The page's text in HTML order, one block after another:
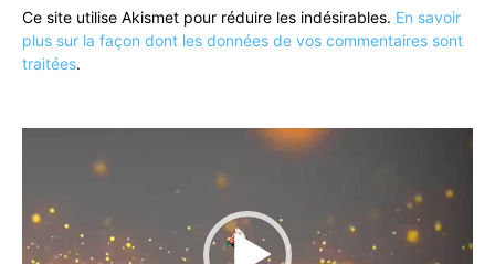
Ce site utilise Akismet pour réduire les indésirables. En savoir
plus sur la façon dont les données de vos commentaires sont
traitées.